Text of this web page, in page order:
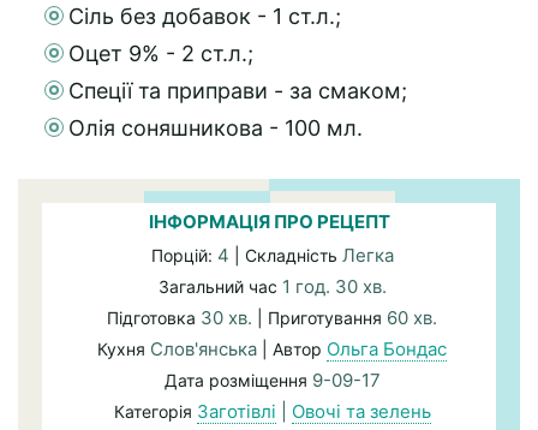
Сіль без добавок - 1 ст.л.;
Оцет 9% - 2 ст.л.;
Спеції та приправи - за смаком;
Олія соняшникова - 100 мл.
ІНФОРМАЦІЯ ПРО РЕЦЕПТ
Порцій: 4 | Складність Легка
Загальний час 1 год. 30 хв.
Підготовка 30 хв. | Приготування 60 хв.
Кухня Слов'янська | Автор Ольга Бондас
Дата розміщення 9-09-17
Категорія Заготівлі Овочі та зелень